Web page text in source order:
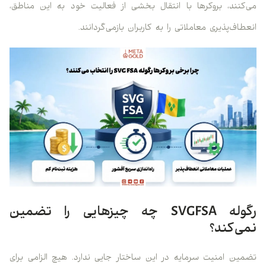
می‌کنند، بروکرها با انتقال بخشی از فعالیت خود به این مناطق،
انعطاف‌پذیری معاملاتی را به کاربران بازمی‌گردانند.
رگوله SVGFSA چه چیزهایی را تضمین
نمی‌کند؟
تضمین امنیت سرمایه در این ساختار جایی ندارد. هیچ الزامی برای